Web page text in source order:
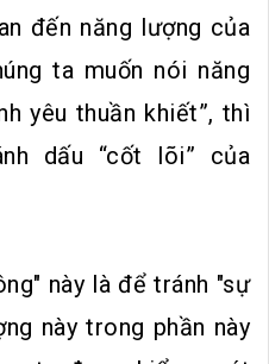
đến năng lượng của
ta muốn nói năng
yêu thuần khiết”, thì
dấu “cốt lõi” của
này là để tránh "sự
này trong phần này